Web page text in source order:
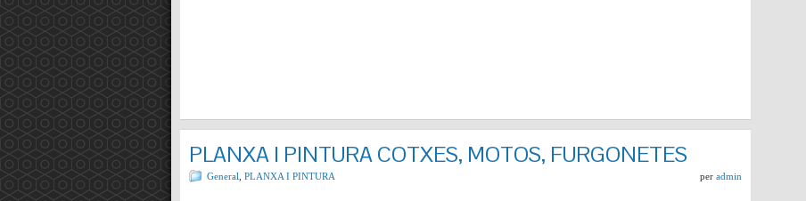
PLANXA I PINTURA COTXES, MOTOS, FURGONETES
General PLANXA I PINTURA per admin